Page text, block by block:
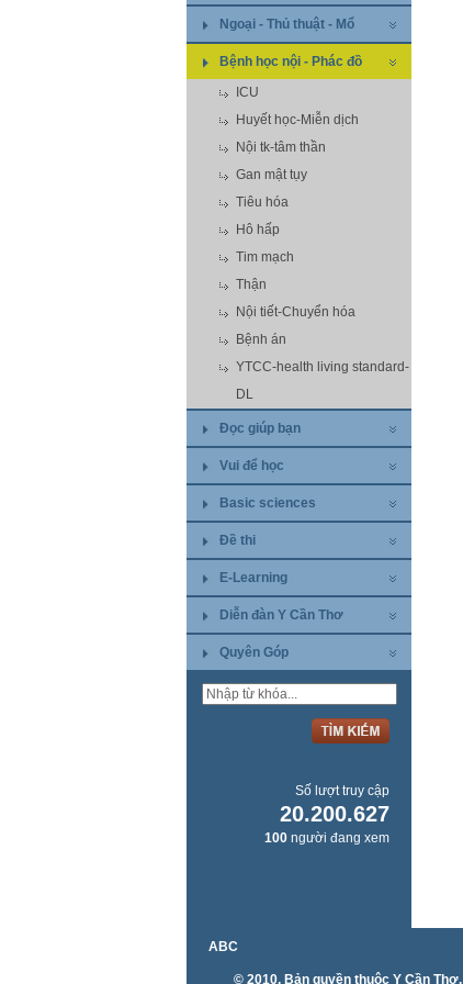
Ngoại - Thủ thuật - Mổ
Bệnh học nội - Phác đồ
ICU
Huyết học-Miễn dịch
Nội tk-tâm thần
Gan mật tụy
Tiêu hóa
Hô hấp
Tim mạch
Thận
Nội tiết-Chuyển hóa
Bệnh án
YTCC-health living standard-
DL
Đọc giúp bạn
Vui để học
Basic sciences
Đề thi
E-Learning
Diễn đàn Y Cần Thơ
Quyên Góp
Số lượt truy cập
20.200.627
100 người đang xem
ABC
© 2010. Bản quyền thuộc Y Cần Thơ.